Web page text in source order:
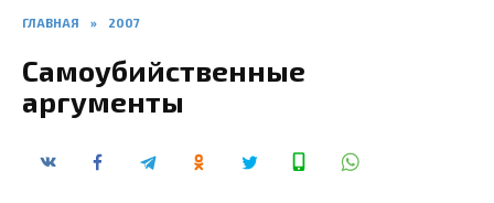
ГЛАВНАЯ » 2007
Самоубийственные
аргументы